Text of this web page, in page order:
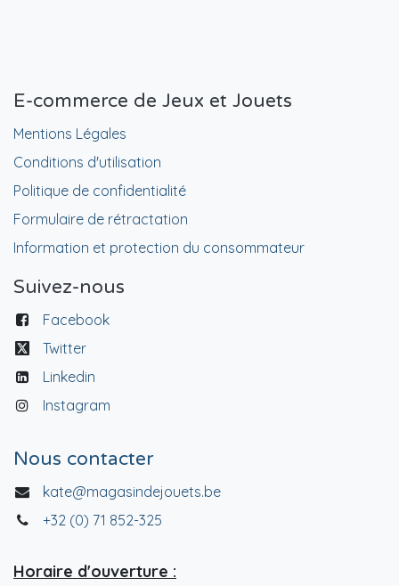
E-commerce de Jeux et Jouets
Mentions Légales
Conditions d'utilisation
Politique de confidentialité
Formulaire de rétractation
Information et protection du consommateur
Suivez-nous
Facebook
Twitter
Linkedin
Instagram
Nous contacter
kate@magasindejouets.be
+32 (0) 71 852-325
Horaire d'ouverture :